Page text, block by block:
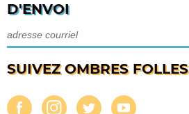
D'ENVOI
SUIVEZ OMBRES FOLLES